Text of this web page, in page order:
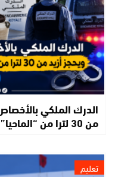
الدرك الملكي
من 30 لترا من “الماحيا”…
تعليم